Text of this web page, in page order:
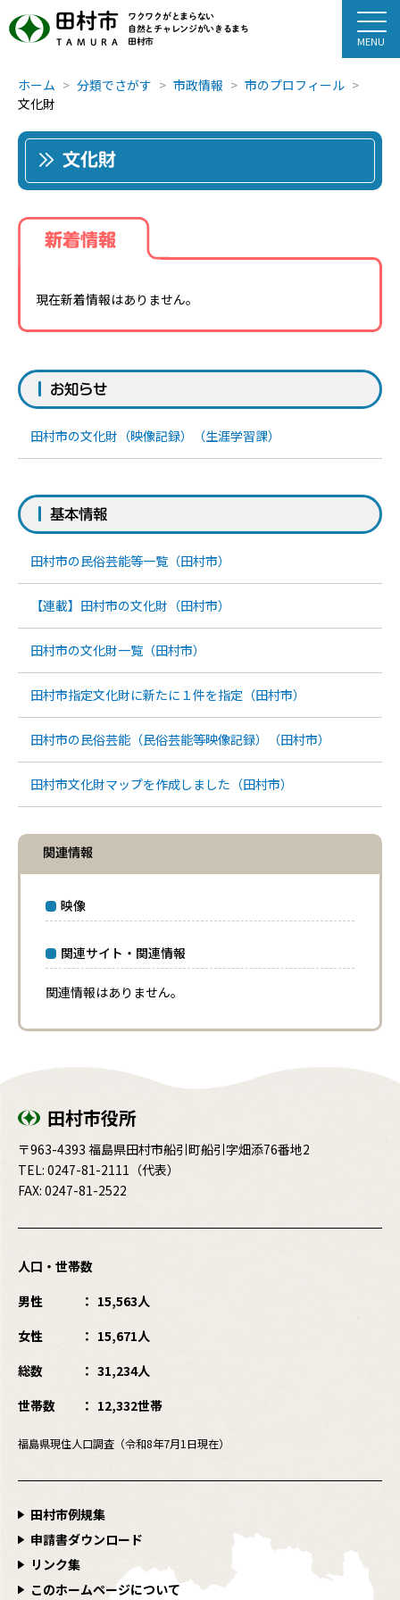
田村市
TAMURA
ワクワクがとまらない
自然とチャレンジがいきるまち
田村市
ホーム 分類でさがす 市政情報
市のプロフィール
文化財
文化財
新着情報
現在新着情報はありません。
お知らせ
田村市の文化財（映像記録）（生涯学習課）
基本情報
田村市の民俗芸能等一覧（田村市）
【連載】田村市の文化財（田村市）
田村市の文化財一覧（田村市）
田村市指定文化財に新たに１件を指定（田村市）
田村市の民俗芸能（民俗芸能等映像記録）（田村市）
田村市文化財マップを作成しました（田村市）
関連情報
映像
関連サイト・関連情報
関連情報はありません。
田村市役所
〒963-4393 福島県田村市船引町船引字畑添76番地2
TEL: 0247-81-2111 （代表）
FAX: 0247-81-2522
人口・世帯数
男性
15,563人
女性
15,671人
総数
31,234人
世帯数
12,332世帯
福島県現住人口調査（令和8年7月1日現在）
田村市例規集
申請書ダウンロード
リンク集
このホームページについて